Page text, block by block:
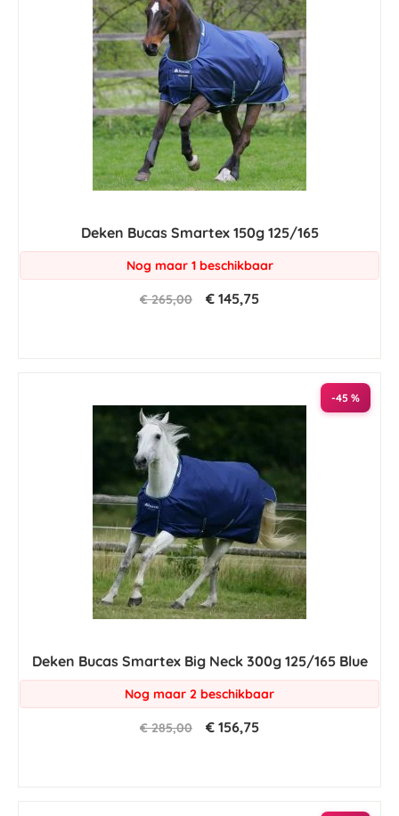
Deken Bucas Smartex 150g 125/165
Nog maar 1 beschikbaar
€ 265,00 € 145,75
-45 %
Deken Bucas Smartex Big Neck 300g 125/165 Blue
Nog maar 2 beschikbaar
€ 285,00 € 156,75